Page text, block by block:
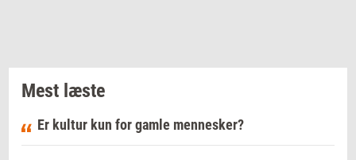
Mest læste
Er kultur kun for gamle mennesker?